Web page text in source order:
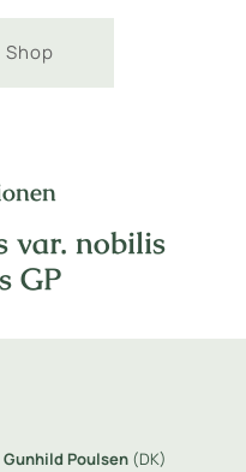
var. nobilis
GP
Gunhild Poulsen (DK)